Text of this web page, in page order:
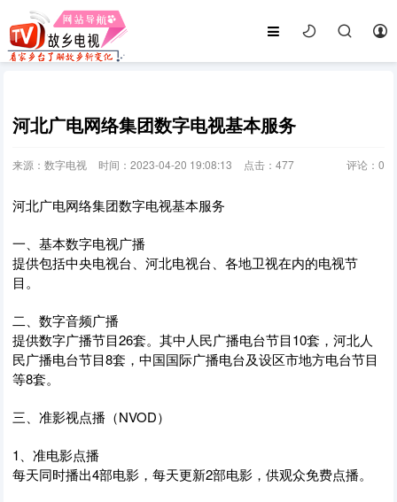
河北广电网络集团数字电视基本服务
来源：数字电视 时间：2023-04-20 19:08:13 点击：477 评论： 0
河北广电网络集团数字电视基本服务
一、基本数字电视广播
提供包括中央电视台、河北电视台、各地卫视在内的电视节
目。
二、数字音频广播
提供数字广播节目26套。其中人民广播电台节目10套，河北人
民广播电台节目8套，中国国际广播电台及设区市地方电台节目
等8套。
三、准影视点播（NVOD）
1、准电影点播
每天同时播出4部电影，每天更新2部电影，供观众免费点播。